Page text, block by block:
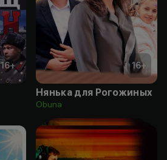
16+ 16+
Нянька для Рогожиных
Obuna